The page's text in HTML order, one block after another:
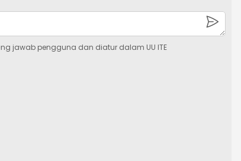
jawab pengguna dan diatur dalam UU ITE